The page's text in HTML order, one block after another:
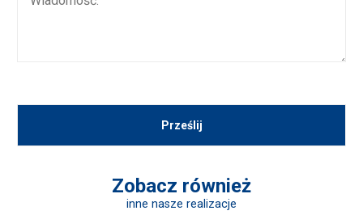
Zobacz również
inne nasze realizacje